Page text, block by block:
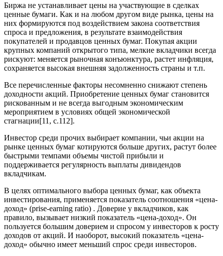
Биржа не устанавливает цены на участвующие в сделках
ценные бумаги. Как и на любом другом виде рынка, цены на
них формируются под воздействием закона соответствия
спроса и предложения, в результате взаимодействия
покупателей и продавцов ценных бумаг. Покупая акции
крупных компаний открытого типа, мелкие вкладчики всегда
рискуют: меняется рыночная конъюнктура, растет инфляция,
сохраняется высокая внешняя задолженность страны и т.п.
Все перечисленные факторы несомненно снижают степень
доходности акций. Приобретение ценных бумаг становится
рискованным и не всегда выгодным экономическим
мероприятием в условиях общей экономической
стагнации[11, c.112].
Инвестор среди прочих выбирает компании, чьи акции на
рынке ценных бумаг котируются больше других, растут более
быстрыми темпами объемы чистой прибыли и
поддерживается регулярность выплаты дивидендов
вкладчикам.
В целях оптимального выбора ценных бумаг, как объекта
инвестирования, применяется показатель соотношения «цена-
доход» (prise-earning ratio) . Доверие у вкладчиков, как
правило, вызывает низкий показатель «цена-доход». Он
пользуется большим доверием и спросом у инвесторов к росту
доходов от акций. И наоборот, высокий показатель «цена-
доход» обычно имеет меньший спрос среди инвесторов.